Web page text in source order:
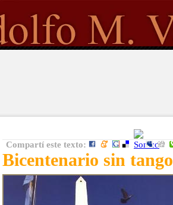
Compartí este texto:
Bicentenario sin tango